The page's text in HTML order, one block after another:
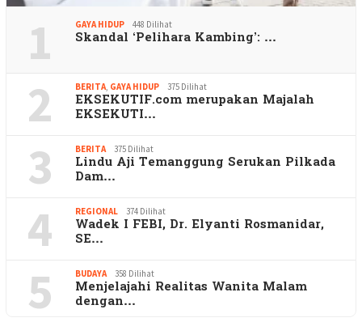
1 GAYA HIDUP 448 Dilihat
Skandal ‘Pelihara Kambing’: …
2 BERITA, GAYA HIDUP 375 Dilihat
EKSEKUTIF.com merupakan Majalah
EKSEKUTI…
3 BERITA 375 Dilihat
Lindu Aji Temanggung Serukan Pilkada
Dam…
4 REGIONAL 374 Dilihat
Wadek I FEBI, Dr. Elyanti Rosmanidar,
SE…
5 BUDAYA 358 Dilihat
Menjelajahi Realitas Wanita Malam
dengan…